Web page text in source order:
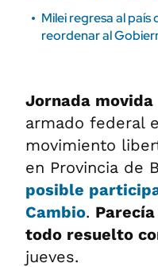
Milei regresa al
reordenar al
Jornada movida
armado federal
movimiento
en Provincia de
posible
Cambio.
todo resuelto
jueves.